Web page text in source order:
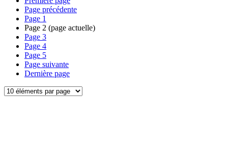
Page précédente
Page 1
Page 2 (page actuelle)
Page 3
Page 4
Page 5
Page suivante
Dernière page